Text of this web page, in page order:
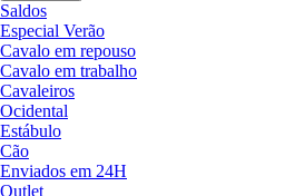
Saldos
Especial Verão
Cavalo em repouso
Cavalo em trabalho
Cavaleiros
Ocidental
Estábulo
Cão
Enviados em 24H
Outlet